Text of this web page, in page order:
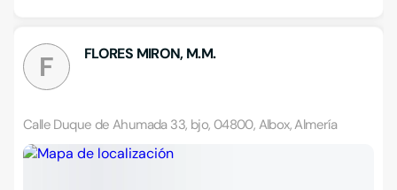
F FLORES MIRON, M.M.
Calle Duque de Ahumada 33, bjo, 04800, Albox, Almería